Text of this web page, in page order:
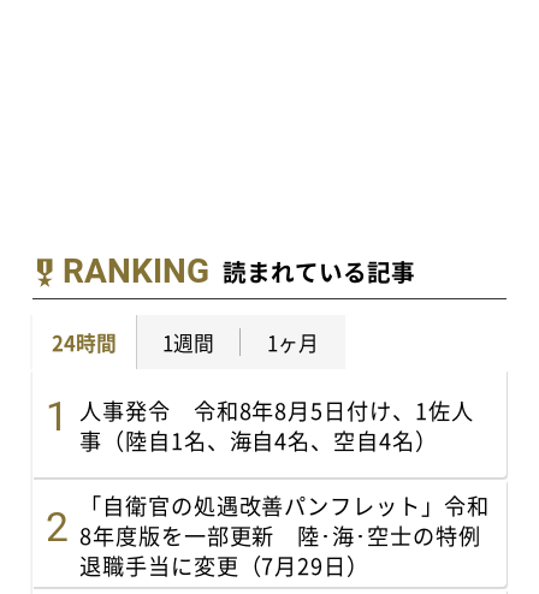
RANKING 読まれている記事
24時間 1週間 1ヶ月
人事発令 令和8年8月5日付け、1佐人
事（陸自1名、海自4名、空自4名）
「自衛官の処遇改善パンフレット」令和
8年度版を一部更新 陸･海･空士の特例
退職手当に変更（7月29日）